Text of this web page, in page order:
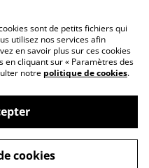
confidentialité
cookies
powered by
sont de petits fichiers qui
utilisez nos services afin
en savoir plus sur ces cookies
cliquant sur « Paramètres des
notre politique de cookies.
cookies